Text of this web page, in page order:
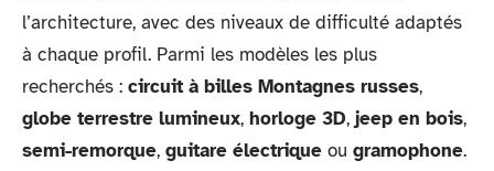
l’architecture, avec des niveaux de difficulté adaptés
à chaque profil. Parmi les modèles les plus
recherchés : circuit à billes Montagnes russes,
globe terrestre lumineux, horloge 3D, jeep en bois,
semi-remorque, guitare électrique ou gramophone.